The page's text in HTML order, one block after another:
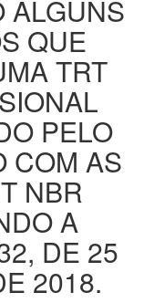
ALGUNS
QUE
TRT
PELO
COM AS
NBR
A
DE 25
2018.